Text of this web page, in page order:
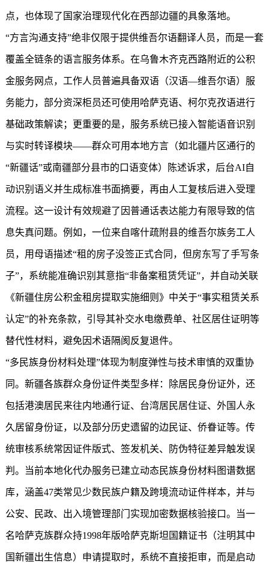
点，也体现了国家治理现代化在西部边疆的具象落地。
“方言沟通支持”绝非仅限于提供维吾尔语翻译人员，而是一套
覆盖全链条的语言服务体系。在乌鲁木齐克西路附近的公积
金服务网点，工作人员普遍具备双语（汉语—维吾尔语）服
务能力，部分资深柜员还可使用哈萨克语、柯尔克孜语进行
基础政策解读；更重要的是，服务系统已接入智能语音识别
与实时转译模块——群众可用本地方言（如北疆片区通行的
“新疆话”或南疆部分县市的口语变体）陈述诉求，后台AI自
动识别语义并生成标准书面摘要，再由人工复核后进入受理
流程。这一设计有效规避了因普通话表达能力有限导致的信
息失真问题。例如，一位来自喀什疏附县的维吾尔族务工人
员，用母语描述“租的房子没签正式合同，但房东写了手写条
子”，系统能准确识别其意指“非备案租赁凭证”，并自动关联
《新疆住房公积金租房提取实施细则》中关于“事实租赁关系
认定”的补充条款，引导其补交水电缴费单、社区居住证明等
替代性材料，避免因术语隔阂反复退件。
“多民族身份材料处理”体现为制度弹性与技术审慎的双重协
同。新疆各族群众身份证件类型多样：除居民身份证外，还
包括港澳居民来往内地通行证、台湾居民居住证、外国人永
久居留身份证，以及部分历史遗留的边民证、侨眷证等。传
统审核系统常因证件版式、签发机关、防伪特征差异触发误
判。当前本地化代办服务已建立动态民族身份材料图谱数据
库，涵盖47类常见少数民族户籍及跨境流动证件样本，并与
公安、民政、出入境管理部门实现加密数据核验接口。当一
名哈萨克族群众持1998年版哈萨克斯坦国籍证书（注明其中
国新疆出生信息）申请提取时，系统不直接拒审，而是启动